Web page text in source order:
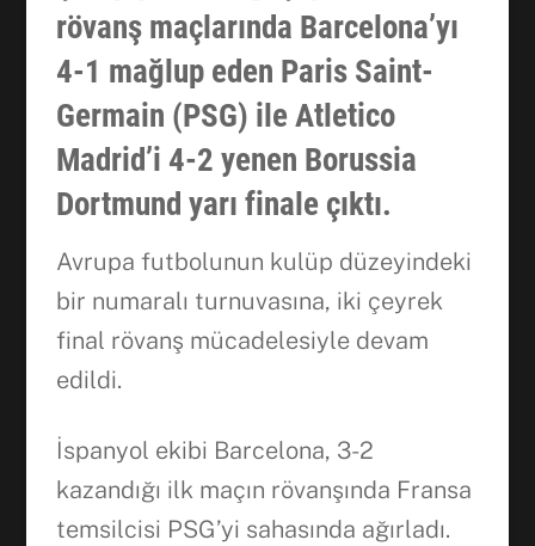
rövanş maçlarında Barcelona’yı
4-1 mağlup eden Paris Saint-
Germain (PSG) ile Atletico
Madrid’i 4-2 yenen Borussia
Dortmund yarı finale çıktı.
Avrupa futbolunun kulüp düzeyindeki
bir numaralı turnuvasına, iki çeyrek
final rövanş mücadelesiyle devam
edildi.
İspanyol ekibi Barcelona, 3-2
kazandığı ilk maçın rövanşında Fransa
temsilcisi PSG’yi sahasında ağırladı.